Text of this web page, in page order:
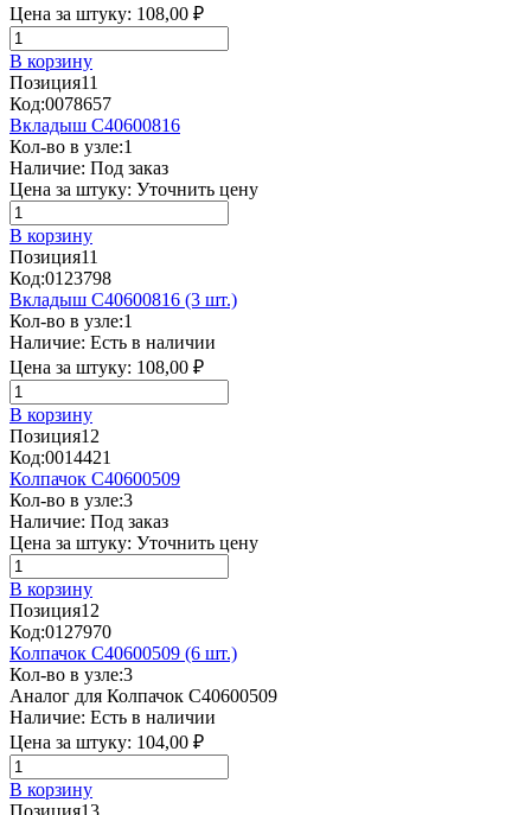
Цена за штуку: 108,00 ₽
В корзину
Позиция11
Код:0078657
Вкладыш C40600816
Кол-во в узле:1
Наличие: Под заказ
Цена за штуку: Уточнить цену
В корзину
Позиция11
Код:0123798
Вкладыш C40600816 (3 шт.)
Кол-во в узле:1
Наличие: Есть в наличии
Цена за штуку: 108,00 ₽
В корзину
Позиция12
Код:0014421
Колпачок C40600509
Кол-во в узле:3
Наличие: Под заказ
Цена за штуку: Уточнить цену
В корзину
Позиция12
Код:0127970
Колпачок C40600509 (6 шт.)
Кол-во в узле:3
Аналог для Колпачок C40600509
Наличие: Есть в наличии
Цена за штуку: 104,00 ₽
В корзину